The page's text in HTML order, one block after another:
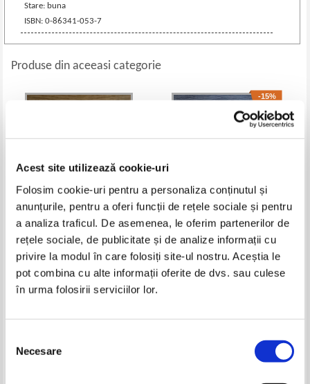
Acest site utilizează cookie-uri
Folosim cookie-uri pentru a personaliza conținutul și
anunțurile, pentru a oferi funcții de rețele sociale și pentru
a analiza traficul. De asemenea, le oferim partenerilor de
rețele sociale, de publicitate și de analize informații cu
privire la modul în care folosiți site-ul nostru. Aceștia le
pot combina cu alte informații oferite de dvs. sau culese
în urma folosirii serviciilor lor.
consimțământului
Necesare
Stare: buna
ISBN: 0-86341-053-7
Produse din aceeasi categorie
Yuval Noah Harari - Homo Deus.
A brief history of tomorrow
Pret:48,00 Lei
Adaugă în coș
-15%
Viorel Maier - Solicitari generale
in arhitectura navala moderna
Pret:105,00Lei 89,25 Lei